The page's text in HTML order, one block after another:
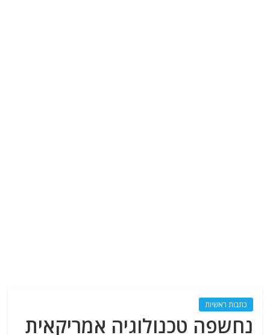
כתבות ראשיות
נחשפה טכנולוגיה אמריקאית